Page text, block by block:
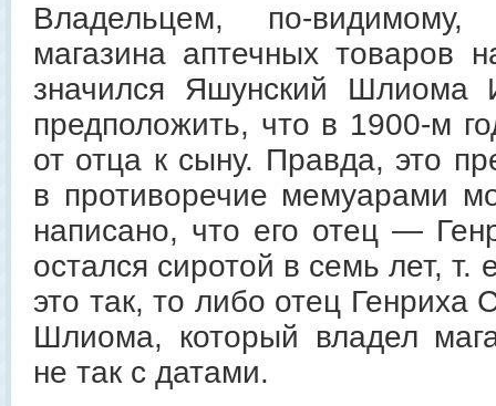
Владельцем, по-
магазина аптечных товаров
значился Яшунский Шлиома
предположить, что в 1900-м
от отца к сыну. Правда, это
в противоречие мемуарами
написано, что его отец —
остался сиротой в семь лет, т.
это так, то либо отец Генриха
Шлиома, который владел
не так с датами.